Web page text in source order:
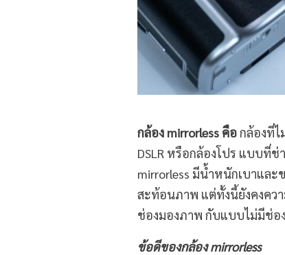
กล้อง mirrorless คือกล้องที่ไ
DSLR หรือกล้องโปร แบบที่
mirrorless มีน้ำหนักเบาและ
สะท้อนภาพ แต่ทั้งนี้ยังคงควา
ช่องมองภาพ กับแบบไม่มีช่อ
ข้อดีของกล้องmirrorless